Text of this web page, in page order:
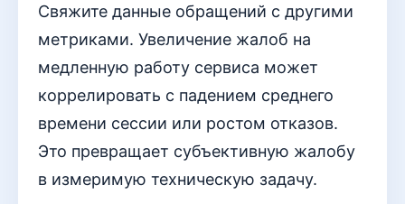
Свяжите данные обращений с другими
метриками. Увеличение жалоб на
медленную работу сервиса может
коррелировать с падением среднего
времени сессии или ростом отказов.
Это превращает субъективную жалобу
в измеримую техническую задачу.